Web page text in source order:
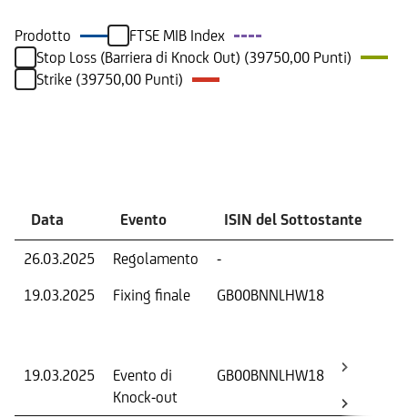
Prodotto
FTSE MIB Index
Stop Loss (Barriera di Knock Out) (39750,00 Punti)
Strike (39750,00 Punti)
Data Evento ISIN del Sottostante
26.03.2025 Regolamento -
19.03.2025
Fixing finale GB00BNNLHW18
19.03.2025
Evento di
Knock-out
GB00BNNLHW18